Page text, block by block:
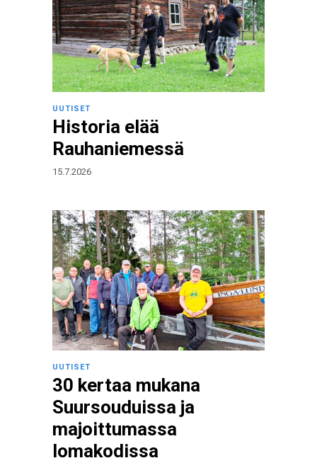
UUTISET
Historia elää
Rauhaniemessä
15.7.2026
UUTISET
30 kertaa mukana
Suursouduissa ja
majoittumassa
lomakodissa